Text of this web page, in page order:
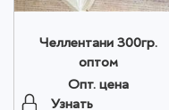
Челлентани 300гр.
оптом
Опт. цена
Узнать